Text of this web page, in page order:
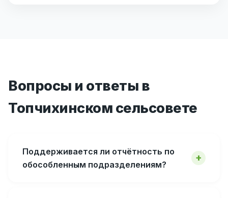
Вопросы и ответы в
Топчихинском сельсовете
Поддерживается ли отчётность по
обособленным подразделениям?